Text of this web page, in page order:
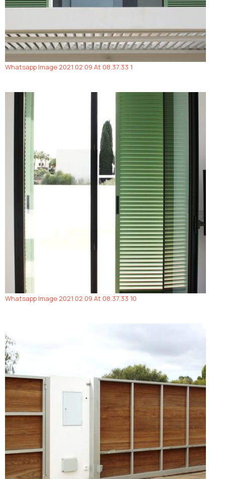
Whatsapp Image 2021 02 09 At 08.37.33 1
Whatsapp Image 2021 02 09 At 08.37.33 10